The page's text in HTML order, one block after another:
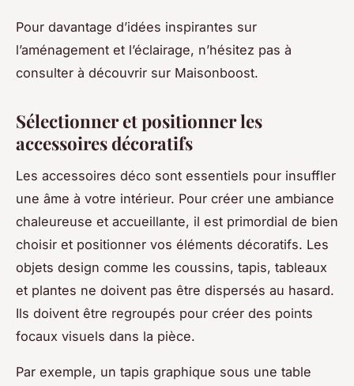
Pour davantage d’idées inspirantes sur
l’aménagement et l’éclairage, n’hésitez pas à
consulter à découvrir sur Maisonboost.
Sélectionner et positionner les
accessoires décoratifs
Les accessoires déco sont essentiels pour insuffler
une âme à votre intérieur. Pour créer une ambiance
chaleureuse et accueillante, il est primordial de bien
choisir et positionner vos éléments décoratifs. Les
objets design comme les coussins, tapis, tableaux
et plantes ne doivent pas être dispersés au hasard.
Ils doivent être regroupés pour créer des points
focaux visuels dans la pièce.
Par exemple, un tapis graphique sous une table